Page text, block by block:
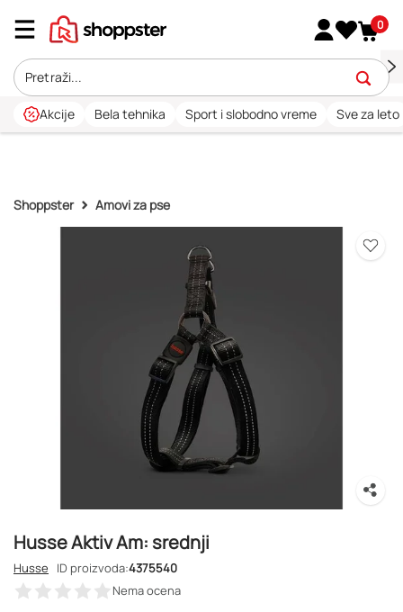
0
Akcije Bela tehnika Sport i slobodno vreme Sve za leto
Shoppster Amovi za pse
Husse Aktiv Am: srednji
Husse ID proizvoda:4375540
Nema ocena